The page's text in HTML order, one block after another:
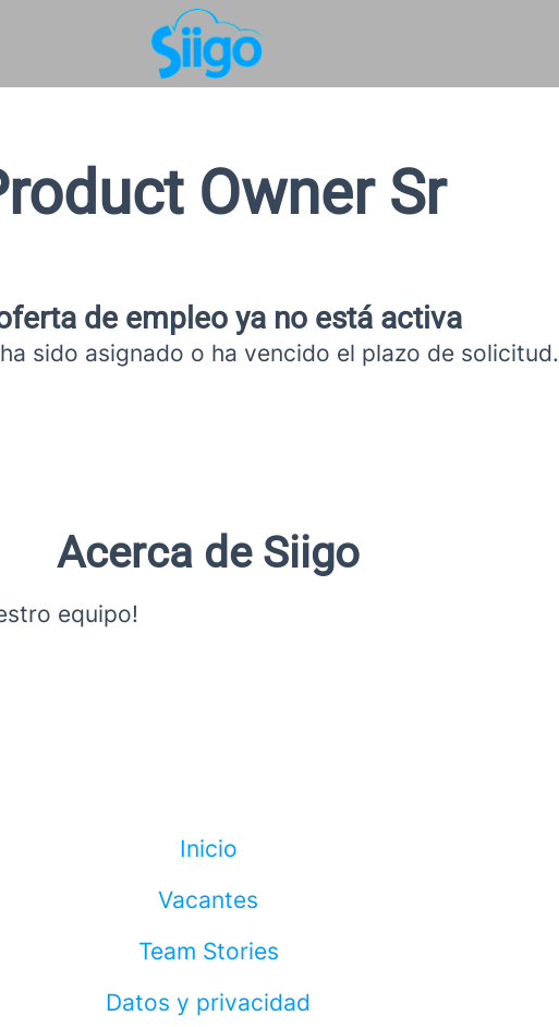
Owner Sr
de empleo ya no está activa
sido asignado o ha vencido el plazo de solicitud.
Acerca de Siigo
equipo!
Inicio
Vacantes
Team Stories
Datos y privacidad